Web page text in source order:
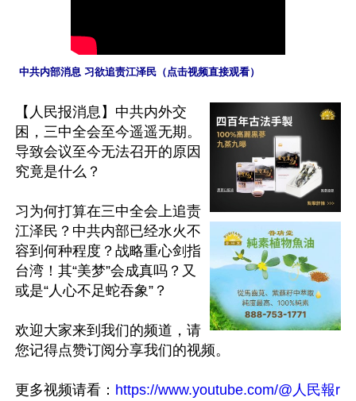
中共内部消息 习欲追责江泽民（点击视频直接观看）
【人民报消息】中共内外交
困，三中全会至今遥遥无期。
导致会议至今无法召开的原因
究竟是什么？
习为何打算在三中全会上追责
江泽民？中共内部已经水火不
容到何种程度？战略重心剑指
台湾！其“美梦”会成真吗？又
或是“人心不足蛇吞象”？
欢迎大家来到我们的频道，请
您记得点赞订阅分享我们的视频。
更多视频请看： https://www.youtube.com/@人民報r